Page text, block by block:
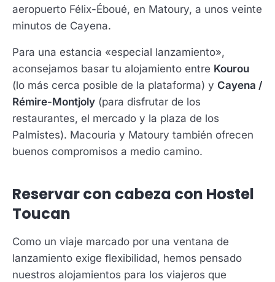
aeropuerto Félix-Éboué, en Matoury, a unos veinte
minutos de Cayena.
Para una estancia «especial lanzamiento»,
aconsejamos basar tu alojamiento entre Kourou
(lo más cerca posible de la plataforma) y Cayena /
Rémire-Montjoly (para disfrutar de los
restaurantes, el mercado y la plaza de los
Palmistes). Macouria y Matoury también ofrecen
buenos compromisos a medio camino.
Reservar con cabeza con Hostel
Toucan
Como un viaje marcado por una ventana de
lanzamiento exige flexibilidad, hemos pensado
nuestros alojamientos para los viajeros que